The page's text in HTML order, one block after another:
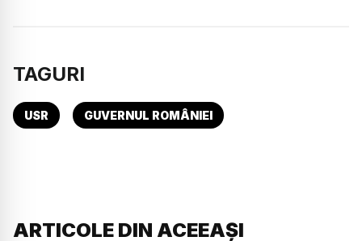
TAGURI
USR GUVERNUL ROMÂNIEI
ARTICOLE DIN ACEEAȘI